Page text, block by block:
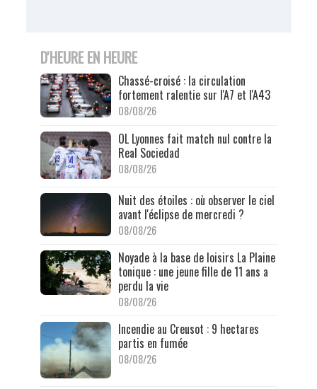
D'HEURE EN HEURE
Chassé-croisé : la circulation
fortement ralentie sur l'A7 et l'A43
08/08/26
OL Lyonnes fait match nul contre la
Real Sociedad
08/08/26
Nuit des étoiles : où observer le ciel
avant l'éclipse de mercredi ?
08/08/26
Noyade à la base de loisirs La Plaine
tonique : une jeune fille de 11 ans a
perdu la vie
08/08/26
Incendie au Creusot : 9 hectares
partis en fumée
08/08/26